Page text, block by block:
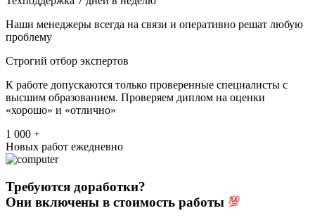
Наши менеджеры всегда на связи и оперативно решат любую
проблему
Строгий отбор экспертов
К работе допускаются только проверенные специалисты с
высшим образованием. Проверяем диплом на оценки
«хорошо» и «отлично»
1 000 +
Новых работ ежедневно
Требуются доработки?
Они включены в стоимость работы